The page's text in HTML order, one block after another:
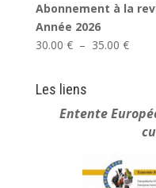
Abonnement à la
Année 2026
30.00 € – 35.00 €Plage
à
Les liens
Entente